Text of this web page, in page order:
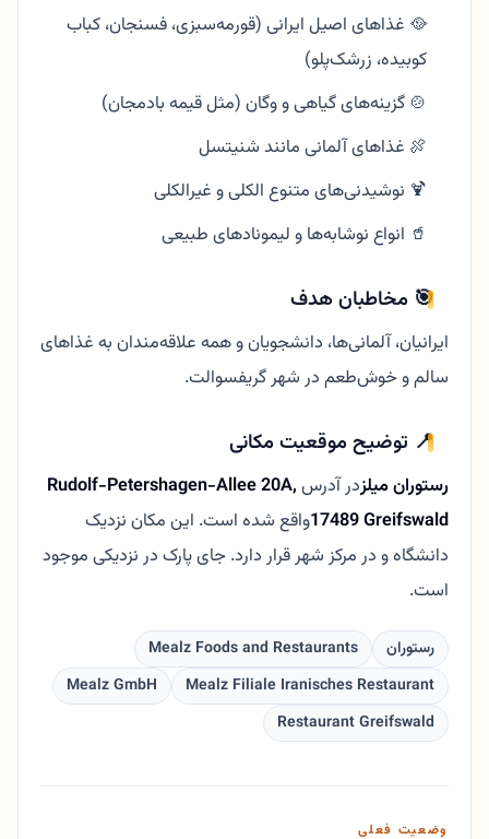
🥘 غذاهای اصیل ایرانی (قورمه‌سبزی، فسنجان، کباب
کوبیده، زرشک‌پلو)
🍲 گزینه‌های گیاهی و وگان (مثل قیمه بادمجان)
🍖 غذاهای آلمانی مانند شنیتسل
🍹 نوشیدنی‌های متنوع الکلی و غیرالکلی
🥤 انواع نوشابه‌ها و لیمونادهای طبیعی
🎯 مخاطبان هدف
ایرانیان، آلمانی‌ها، دانشجویان و همه علاقه‌مندان به غذاهای
سالم و خوش‌طعم در شهر گریفسوالت.
📍 توضیح موقعیت مکانی
رستوران میلزدر آدرسRudolf-Petershagen-Allee 20A,
17489 Greifswaldواقع شده است. این مکان نزدیک
دانشگاه و در مرکز شهر قرار دارد. جای پارک در نزدیکی موجود
است.
رستوران
Mealz Foods and Restaurants
Mealz Filiale Iranisches Restaurant
Mealz GmbH
Restaurant Greifswald
وضعیت فعلی